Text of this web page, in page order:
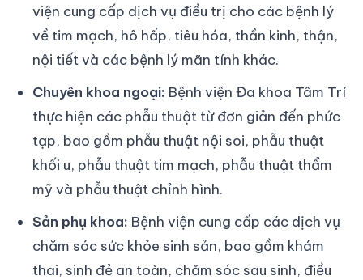
viện cung cấp dịch vụ điều trị cho các bệnh lý
về tim mạch, hô hấp, tiêu hóa, thần kinh, thận,
nội tiết và các bệnh lý mãn tính khác.
Chuyên khoa ngoại: Bệnh viện Đa khoa Tâm Trí
thực hiện các phẫu thuật từ đơn giản đến phức
tạp, bao gồm phẫu thuật nội soi, phẫu thuật
khối u, phẫu thuật tim mạch, phẫu thuật thẩm
mỹ và phẫu thuật chỉnh hình.
Sản phụ khoa: Bệnh viện cung cấp các dịch vụ
chăm sóc sức khỏe sinh sản, bao gồm khám
thai, sinh đẻ an toàn, chăm sóc sau sinh, điều